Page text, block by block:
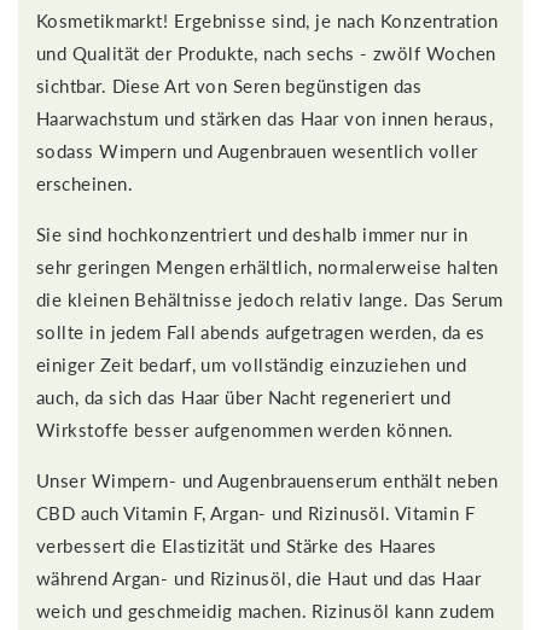
Kosmetikmarkt! Ergebnisse sind, je nach Konzentration
und Qualität der Produkte, nach sechs - zwölf Wochen
sichtbar. Diese Art von Seren begünstigen das
Haarwachstum und stärken das Haar von innen heraus,
sodass Wimpern und Augenbrauen wesentlich voller
erscheinen.
Sie sind hochkonzentriert und deshalb immer nur in
sehr geringen Mengen erhältlich, normalerweise halten
die kleinen Behältnisse jedoch relativ lange. Das Serum
sollte in jedem Fall abends aufgetragen werden, da es
einiger Zeit bedarf, um vollständig einzuziehen und
auch, da sich das Haar über Nacht regeneriert und
Wirkstoffe besser aufgenommen werden können.
Unser Wimpern- und Augenbrauenserum enthält neben
CBD auch Vitamin F, Argan- und Rizinusöl. Vitamin F
verbessert die Elastizität und Stärke des Haares
während Argan- und Rizinusöl, die Haut und das Haar
weich und geschmeidig machen. Rizinusöl kann zudem